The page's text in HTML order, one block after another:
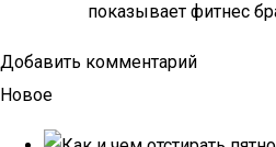
показывает фитнес
Добавить комментарий
Новое